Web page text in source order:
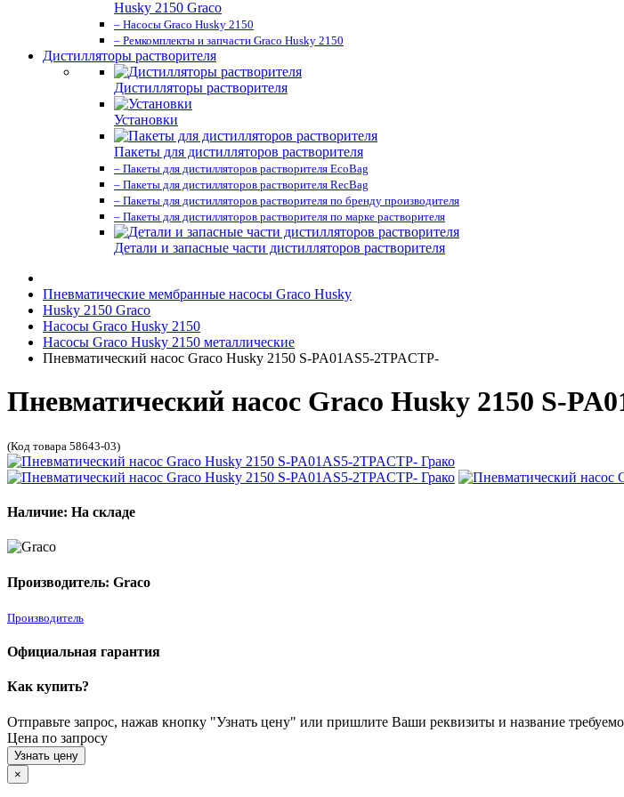
Husky 2150 Graco
– Насосы Graco Husky 2150
– Ремкомплекты и запчасти Graco Husky 2150
Дистилляторы растворителя
Дистилляторы растворителя
Установки
Пакеты для дистилляторов растворителя
– Пакеты для дистилляторов растворителя EcoBag
– Пакеты для дистилляторов растворителя RecBag
– Пакеты для дистилляторов растворителя по бренду производителя
– Пакеты для дистилляторов растворителя по марке растворителя
Детали и запасные части дистилляторов растворителя
Пневматические мембранные насосы Graco Husky
Husky 2150 Graco
Насосы Graco Husky 2150
Насосы Graco Husky 2150 металлические
Пневматический насос Graco Husky 2150 S-PA01AS5-2TPACTP-
Пневматический насос Graco Husky 2150 S-
(Код товара 58643-03)
Наличие: На складе
Производитель: Graco
Производитель
Официальная гарантия
Как купить?
Отправьте запрос, нажав кнопку "Узнать цену" или пришлите Ваши реквизиты и название
Цена по запросу
Узнать цену
×